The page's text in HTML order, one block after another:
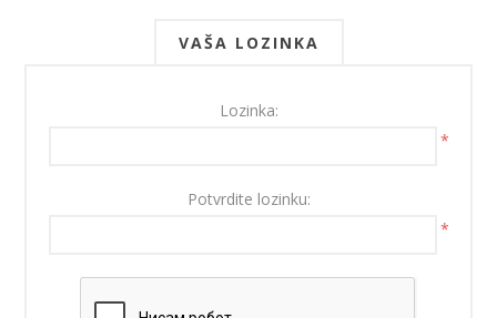
VAŠA LOZINKA
Lozinka:
*
Potvrdite lozinku:
*